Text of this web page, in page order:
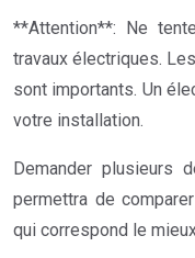
**Attention**: Ne
travaux électriques.
sont importants. Un
votre installation.
Demander plusieurs
permettra de
qui correspond le